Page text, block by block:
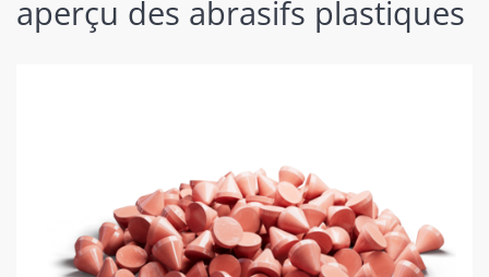
aperçu des abrasifs plastiques